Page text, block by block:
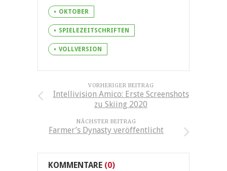
OKTOBER
SPIELEZEITSCHRIFTEN
VOLLVERSION
VORHERIGER BEITRAG
Intellivision Amico: Erste Screenshots
zu Skiing 2020
NÄCHSTER BEITRAG
Farmer’s Dynasty veröffentlicht
KOMMENTARE (0)